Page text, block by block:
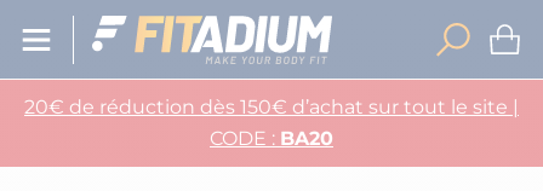
20€ de réduction dès 150€ d’achat sur tout le site |
CODE : BA20